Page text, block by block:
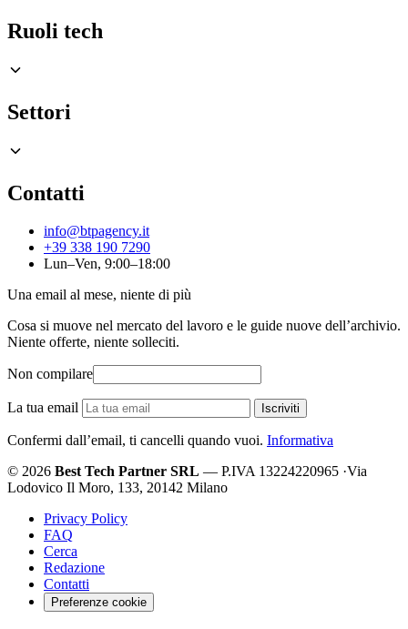
Ruoli tech
Settori
Contatti
info@btpagency.it
+39 338 190 7290
Lun–Ven, 9:00–18:00
Una email al mese, niente di più
Cosa si muove nel mercato del lavoro e le guide nuove dell’archivio.
Niente offerte, niente solleciti.
Non compilare
La tua email Iscriviti
Confermi dall’email, ti cancelli quando vuoi. Informativa
© 2026 Best Tech Partner SRL — P.IVA 13224220965 ·Via
Lodovico Il Moro, 133, 20142 Milano
Privacy Policy
FAQ
Cerca
Redazione
Contatti
Preferenze cookie